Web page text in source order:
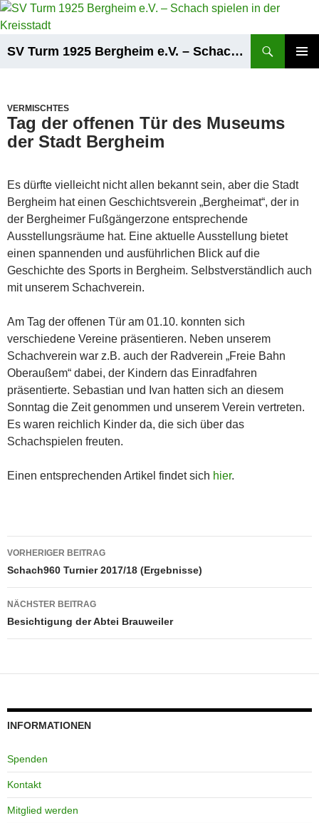
Zum
Inhalt
SV Turm 1925 Bergheim e.V. – Schach spielen in der Kreisstadt
VERMISCHTES
Tag der offenen Tür des Museums
der Stadt Bergheim
Es dürfte vielleicht nicht allen bekannt sein, aber die Stadt
Bergheim hat einen Geschichtsverein „Bergheimat“, der in
der Bergheimer Fußgängerzone entsprechende
Ausstellungsräume hat. Eine aktuelle Ausstellung bietet
einen spannenden und ausführlichen Blick auf die
Geschichte des Sports in Bergheim. Selbstverständlich auch
mit unserem Schachverein.
Am Tag der offenen Tür am 01.10. konnten sich
verschiedene Vereine präsentieren. Neben unserem
Schachverein war z.B. auch der Radverein „Freie Bahn
Oberaußem“ dabei, der Kindern das Einradfahren
präsentierte. Sebastian und Ivan hatten sich an diesem
Sonntag die Zeit genommen und unserem Verein vertreten.
Es waren reichlich Kinder da, die sich über das
Schachspielen freuten.
Einen entsprechenden Artikel findet sich hier.
Beitragsnavigation
VORHERIGER BEITRAG
Schach960 Turnier 2017/18 (Ergebnisse)
NÄCHSTER BEITRAG
Besichtigung der Abtei Brauweiler
INFORMATIONEN
Spenden
Kontakt
Mitglied werden